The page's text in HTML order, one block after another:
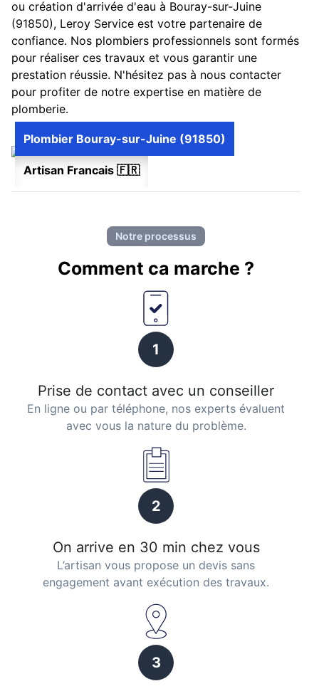
ou création d'arrivée d'eau à Bouray-sur-Juine
(91850), Leroy Service est votre partenaire de
confiance. Nos plombiers professionnels sont formés
pour réaliser ces travaux et vous garantir une
prestation réussie. N'hésitez pas à nous contacter
pour profiter de notre expertise en matière de
plomberie.
Artisan Francais 🇫🇷
Plombier Bouray-sur-Juine (91850)
Notre processus
Comment ca marche ?
1
Prise de contact avec un conseiller
En ligne ou par téléphone, nos experts évaluent
avec vous la nature du problème.
2
On arrive en 30 min chez vous
L’artisan vous propose un devis sans
engagement avant exécution des travaux.
3